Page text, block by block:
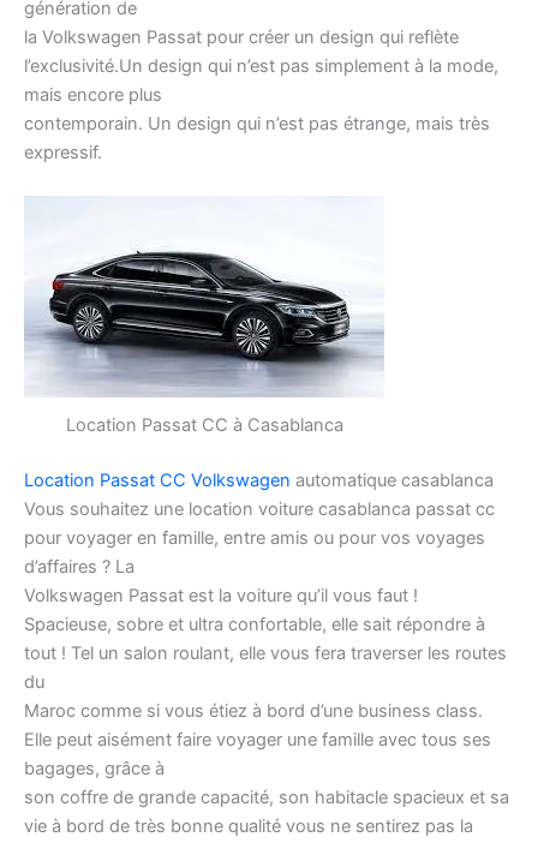
génération de
la Volkswagen Passat pour créer un design qui reflète
l’exclusivité.Un design qui n’est pas simplement à la mode,
mais encore plus
contemporain. Un design qui n’est pas étrange, mais très
expressif.
Location Passat CC à Casablanca
Location Passat CC Volkswagen automatique casablanca
Vous souhaitez une location voiture casablanca passat cc
pour voyager en famille, entre amis ou pour vos voyages
d’affaires ? La
Volkswagen Passat est la voiture qu’il vous faut !
Spacieuse, sobre et ultra confortable, elle sait répondre à
tout ! Tel un salon roulant, elle vous fera traverser les routes
du
Maroc comme si vous étiez à bord d’une business class.
Elle peut aisément faire voyager une famille avec tous ses
bagages, grâce à
son coffre de grande capacité, son habitacle spacieux et sa
vie à bord de très bonne qualité vous ne sentirez pas la